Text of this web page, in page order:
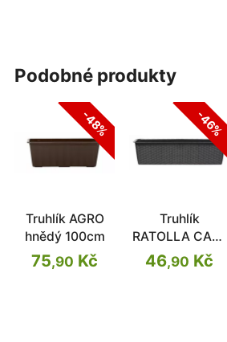
podobné produkty
-48%
Truhlík AGRO
hnědý 100cm
75,90 Kč
-46%
Truhlík
RATOLLA CASE
umbra 68,5cm
46,90 Kč